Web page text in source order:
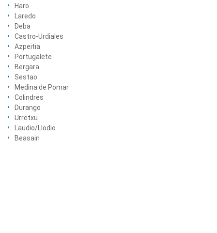
Haro
Laredo
Deba
Castro-Urdiales
Azpeitia
Portugalete
Bergara
Sestao
Medina de Pomar
Colindres
Durango
Urretxu
Laudio/Llodio
Beasain